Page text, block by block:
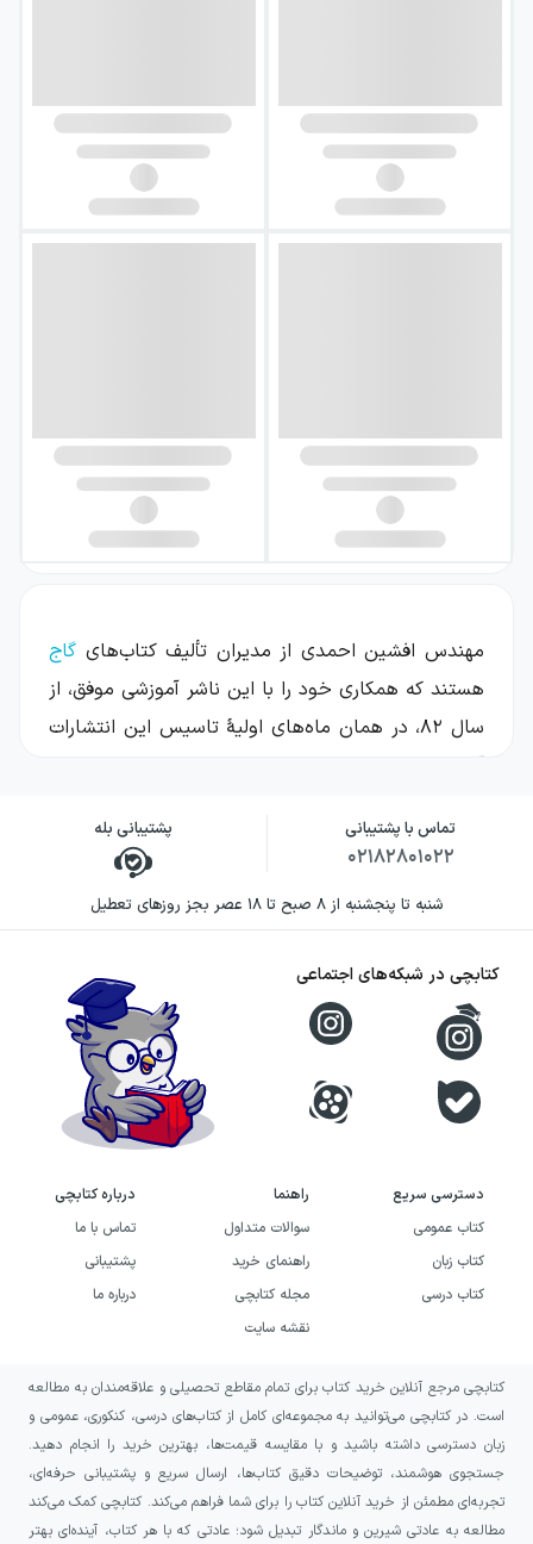
مهندس افشین احمدی از مدیران تألیف کتاب‌های گاج
هستند که همکاری خود را با این ناشر آموزشی موفق، از
سال ۸۲، در همان ماه‌های اولیهٔ تاسیس این انتشارات
دوم متوسطه و کنکور تألیف کرده‌اند و به عنوان مدیر
تألیف نیز، در ۲۰ عنوان کتاب فعالیت داشته‌اند. علاوه بر
حوزهٔ تألیف، ایشان بیش از ۲۰ سال سابقه تدریس در
ایشان در انتشارات گاج، می‌توان به سری کتاب‌های
میکرو طبقه‌بندی، سیر تا پیاز، آی کیو، آی کیو پلاس،
پرسمان و کتاب‌های کار شیمی اشاره کرد. همچنین
ایشان در سال ۱۳۹۹، همکاری خود را با انتشارات
آغاز کردند و اولین کتاب خود در این مجموعه
را، با عنوان «تست شیمی جامع منتشران» روانهٔ بازار
کردند که با توجه به جامع بودن و کیفیت بالا و مطلوب
مباحث ارائه شده در آن، با استقبال خوبی از طرف
داوطلبان کنکور مواجه شد.
امروز
پرسمان شیمی دهم گاج
کتاب‌های پرسمان گاج، با هدف موفقیت دانش‌آموزان
تماس با پشتیبانی
۰۲۱۸۲۸۰۱۰۲۲
پشتیبانی بله
شنبه تا پنجشنبه از ۸ صبح تا ۱۸ عصر بجز روزهای تعطیل
دسترسی سریع
کتاب عمومی
کتاب زبان
کتاب درسی
راهنما
سوالات متداول
راهنمای خرید
مجله کتابچی
نقشه سایت
درباره کتابچی
تماس با ما
پشتیبانی
درباره ما
کتابچی در شبکه‌های اجتماعی
کتابچی مرجع آنلاین خرید کتاب برای تمام مقاطع تحصیلی و علاقه‌مندان به مطالعه
است. در کتابچی می‌توانید به مجموعه‌ای کامل از کتاب‌های درسی، کنکوری، عمومی و
زبان دسترسی داشته باشید و با مقایسه قیمت‌ها، بهترین خرید را انجام دهید.
جستجوی هوشمند، توضیحات دقیق کتاب‌ها، ارسال سریع و پشتیبانی حرفه‌ای،
تجربه‌ای مطمئن از خرید آنلاین کتاب را برای شما فراهم می‌کند. کتابچی کمک می‌کند
مطالعه به عادتی شیرین و ماندگار تبدیل شود؛ عادتی که با هر کتاب، آینده‌ای بهتر